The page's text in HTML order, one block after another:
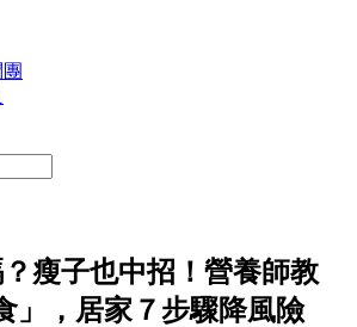
瘦子也中招！營養師教
」，居家７步驟降風險